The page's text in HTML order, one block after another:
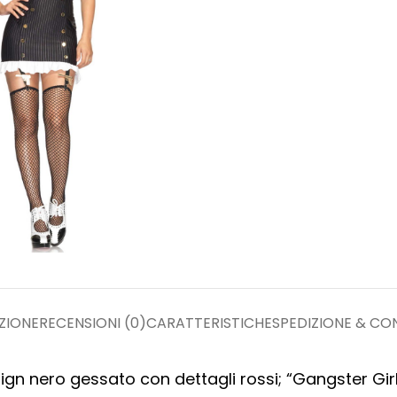
RECENSIONI (0)CARATTERISTICHESPEDIZIONE &
nero gessato con dettagli rossi; “Gangster